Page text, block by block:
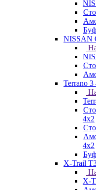
NISSAN
Terrano 3
4x2
4х2
X-Trail
X-